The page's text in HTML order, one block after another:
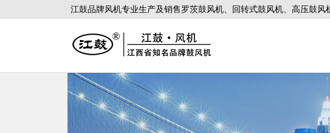
江鼓品牌风机专业生产及销售罗茨鼓风机、回转式鼓风机、高压鼓风